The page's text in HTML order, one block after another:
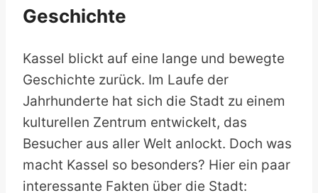
Geschichte
Kassel blickt auf eine lange und bewegte
Geschichte zurück. Im Laufe der
Jahrhunderte hat sich die Stadt zu einem
kulturellen Zentrum entwickelt, das
Besucher aus aller Welt anlockt. Doch was
macht Kassel so besonders? Hier ein paar
interessante Fakten über die Stadt: